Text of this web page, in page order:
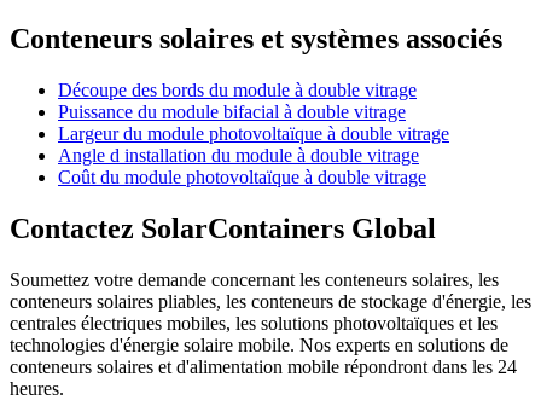
Conteneurs solaires et systèmes associés
Découpe des bords du module à double vitrage
Puissance du module bifacial à double vitrage
Largeur du module photovoltaïque à double vitrage
Angle d installation du module à double vitrage
Coût du module photovoltaïque à double vitrage
Contactez SolarContainers Global
Soumettez votre demande concernant les conteneurs solaires, les
conteneurs solaires pliables, les conteneurs de stockage d'énergie, les
centrales électriques mobiles, les solutions photovoltaïques et les
technologies d'énergie solaire mobile. Nos experts en solutions de
conteneurs solaires et d'alimentation mobile répondront dans les 24
heures.